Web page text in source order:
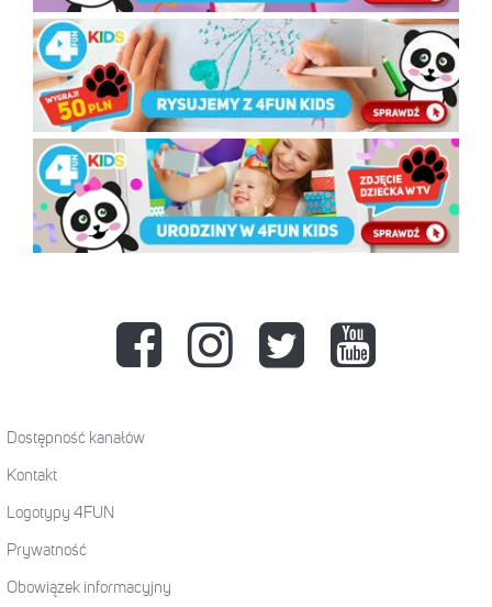
Dostępność kanałów
Kontakt
Logotypy 4FUN
Prywatność
Obowiązek informacyjny